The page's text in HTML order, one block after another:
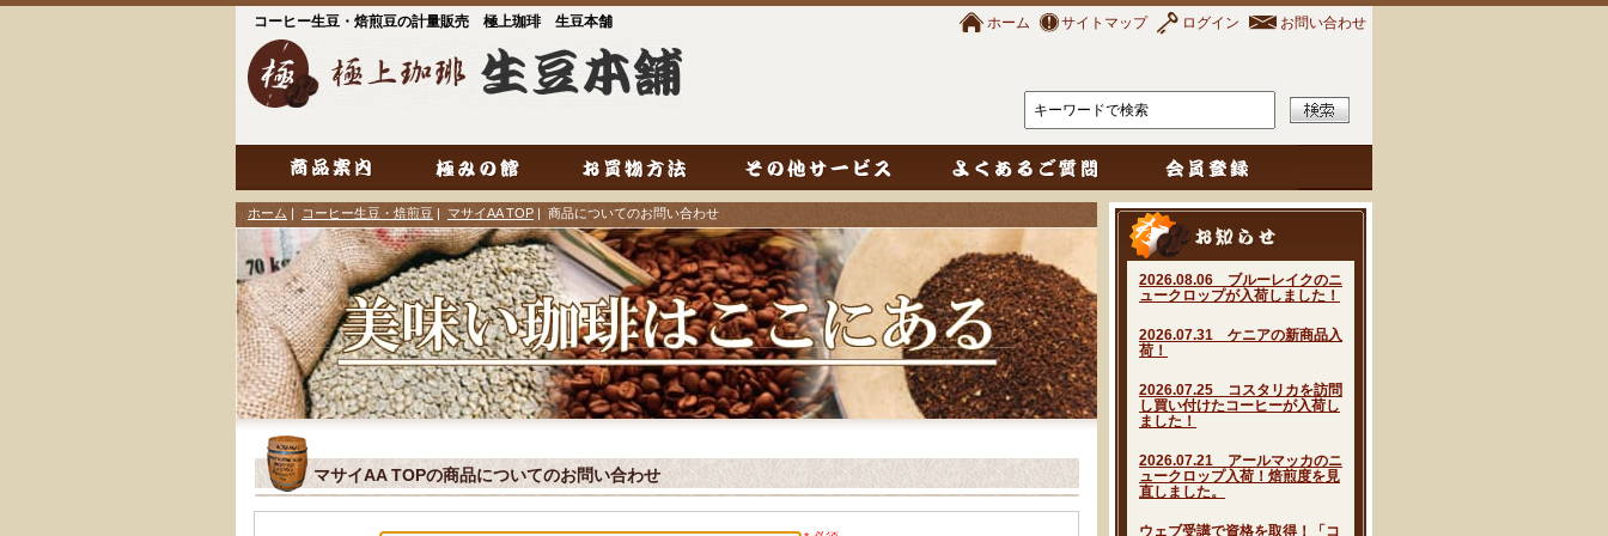
コーヒー生豆・焙煎豆の計量販売 極上珈琲 生豆本舗 ホーム サイトマップ ログイン お問い合わせ
2026.08.06 ブルーレイクのニ
ュークロップが入荷しました！
2026.07.31 ケニアの新商品入
荷！
2026.07.25 コスタリカを訪問
し買い付けたコーヒーが入荷し
ました！
2026.07.21 アールマッカのニ
ュークロップ入荷！焙煎度を見
直しました。
ウェブ受講で資格を取得！「コ
ホーム | コーヒー生豆・焙煎豆 | マサイAA TOP | 商品についてのお問い合わせ
マサイAA TOPの商品についてのお問い合わせ